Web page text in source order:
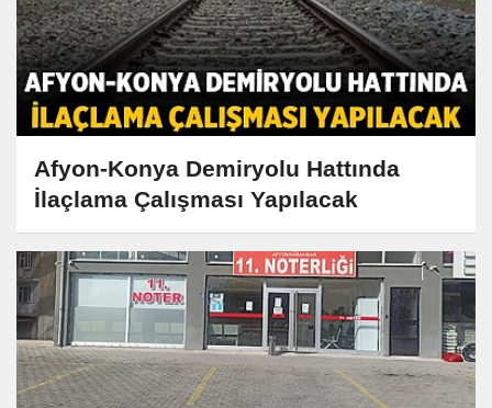
Afyon-Konya Demiryolu Hattında
İlaçlama Çalışması Yapılacak